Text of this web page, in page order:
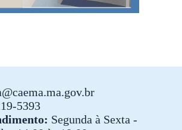
5393
Segunda à Sexta -